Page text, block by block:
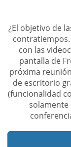
¿El objetivo de
con las
pantalla de
próxima
de escritorio
(funcionalidad